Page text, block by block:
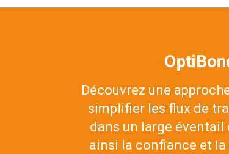
Découvrez une
simplifier les flux de
dans un large
ainsi la confiance et